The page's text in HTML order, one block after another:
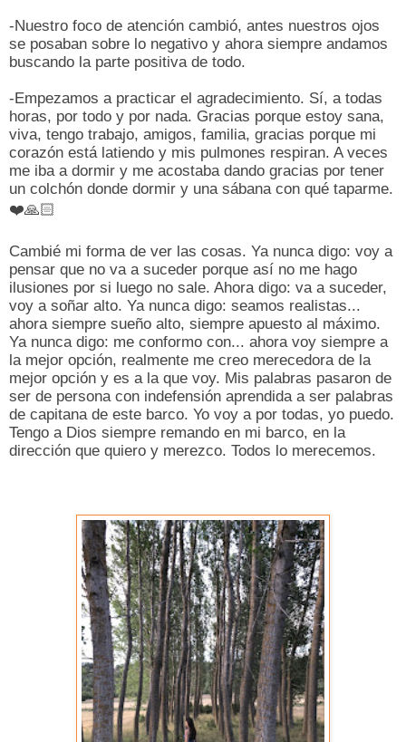
-Nuestro foco de atención cambió, antes nuestros ojos
se posaban sobre lo negativo y ahora siempre andamos
buscando la parte positiva de todo.
-Empezamos a practicar el agradecimiento. Sí, a todas
horas, por todo y por nada. Gracias porque estoy sana,
viva, tengo trabajo, amigos, familia, gracias porque mi
corazón está latiendo y mis pulmones respiran. A veces
me iba a dormir y me acostaba dando gracias por tener
un colchón donde dormir y una sábana con qué taparme.
❤️🙏🏻
Cambié mi forma de ver las cosas. Ya nunca digo: voy a
pensar que no va a suceder porque así no me hago
ilusiones por si luego no sale. Ahora digo: va a suceder,
voy a soñar alto. Ya nunca digo: seamos realistas...
ahora siempre sueño alto, siempre apuesto al máximo.
Ya nunca digo: me conformo con... ahora voy siempre a
la mejor opción, realmente me creo merecedora de la
mejor opción y es a la que voy. Mis palabras pasaron de
ser de persona con indefensión aprendida a ser palabras
de capitana de este barco. Yo voy a por todas, yo puedo.
Tengo a Dios siempre remando en mi barco, en la
dirección que quiero y merezco. Todos lo merecemos.